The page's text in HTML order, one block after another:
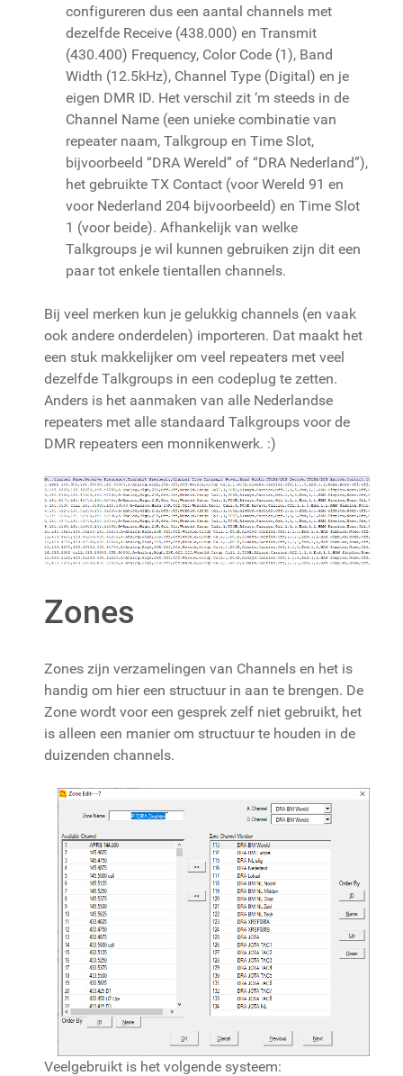
configureren dus een aantal channels met
dezelfde Receive (438.000) en Transmit
(430.400) Frequency, Color Code (1), Band
Width (12.5kHz), Channel Type (Digital) en je
eigen DMR ID. Het verschil zit ‘m steeds in de
Channel Name (een unieke combinatie van
repeater naam, Talkgroup en Time Slot,
bijvoorbeeld “DRA Wereld” of “DRA Nederland”),
het gebruikte TX Contact (voor Wereld 91 en
voor Nederland 204 bijvoorbeeld) en Time Slot
1 (voor beide). Afhankelijk van welke
Talkgroups je wil kunnen gebruiken zijn dit een
paar tot enkele tientallen channels.
Bij veel merken kun je gelukkig channels (en vaak
ook andere onderdelen) importeren. Dat maakt het
een stuk makkelijker om veel repeaters met veel
dezelfde Talkgroups in een codeplug te zetten.
Anders is het aanmaken van alle Nederlandse
repeaters met alle standaard Talkgroups voor de
DMR repeaters een monnikenwerk. :)
Zones
Zones zijn verzamelingen van Channels en het is
handig om hier een structuur in aan te brengen. De
Zone wordt voor een gesprek zelf niet gebruikt, het
is alleen een manier om structuur te houden in de
duizenden channels.
Veelgebruikt is het volgende systeem: